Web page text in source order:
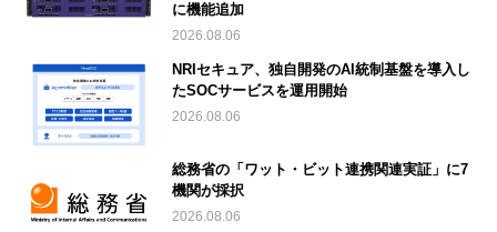
に機能追加
2026.08.06
NRIセキュア、独自開発のAI統制基盤を導入し
たSOCサービスを運用開始
2026.08.06
総務省の「ワット・ビット連携関連実証」に7
機関が採択
2026.08.06